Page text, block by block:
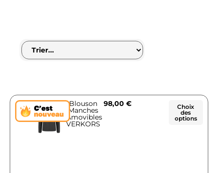
Blouson
Manches
Amovibles
VERKORS
98,00€
Choix
des
options